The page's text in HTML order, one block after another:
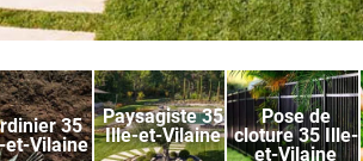
35
et-Vilaine
Paysagiste 35
Ille-et-Vilaine
Pose de
cloture 35 Ille-
et-Vilaine